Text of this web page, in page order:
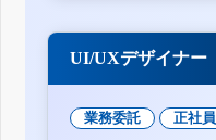
UI/UXデザイナー
業務委託 正社員